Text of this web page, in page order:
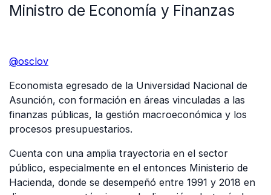
Ministro de Economía y Finanzas
@osclov
Economista egresado de la Universidad Nacional de
Asunción, con formación en áreas vinculadas a las
finanzas públicas, la gestión macroeconómica y los
procesos presupuestarios.
Cuenta con una amplia trayectoria en el sector
público, especialmente en el entonces Ministerio de
Hacienda, donde se desempeñó entre 1991 y 2018 en